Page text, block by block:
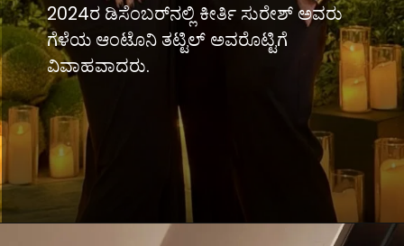
2024ರ ಡಿಸೆಂಬರ್​​ನಲ್ಲಿ ಕೀರ್ತಿ ಸುರೇಶ್ ಅವರು
ಗೆಳೆಯ ಆಂಟೊನಿ ತಟ್ಟಿಲ್ ಅವರೊಟ್ಟಿಗೆ
ವಿವಾಹವಾದರು.